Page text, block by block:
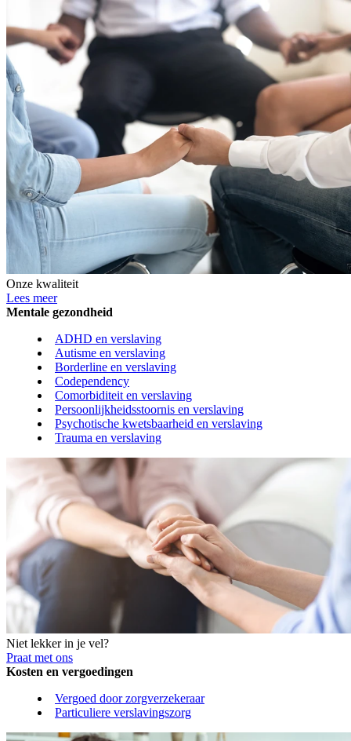
Onze kwaliteit
Lees meer
Mentale gezondheid
ADHD en verslaving
Autisme en verslaving
Borderline en verslaving
Codependency
Comorbiditeit en verslaving
Persoonlijkheidsstoornis en verslaving
Psychotische kwetsbaarheid en verslaving
Trauma en verslaving
Niet lekker in je vel?
Praat met ons
Kosten en vergoedingen
Vergoed door zorgverzekeraar
Particuliere verslavingszorg